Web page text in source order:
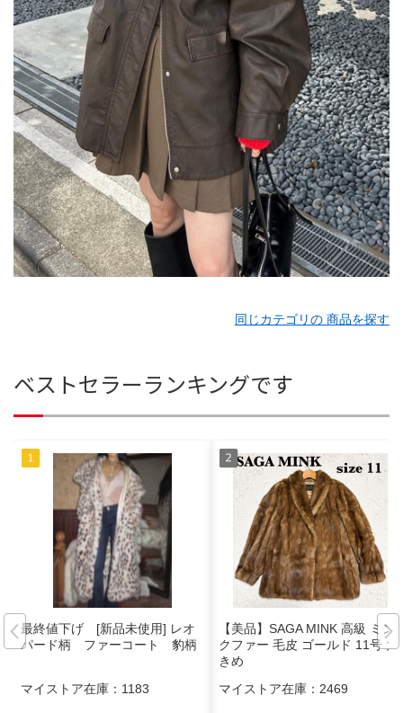
同じカテゴリの 商品を探す
ベストセラーランキングです
最終値下げ [新品未使用] レオ
パード柄 ファーコート 豹柄
マイストア在庫： 1183
【美品】SAGA MINK 高級 ミン
クファー 毛皮 ゴールド 11号 大
きめ
マイストア在庫： 2469